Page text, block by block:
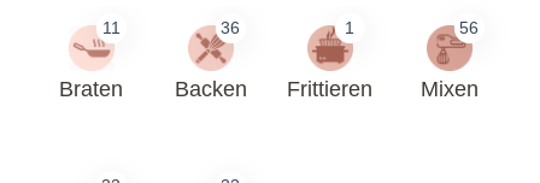
11
Braten
36
Backen
1
Frittieren
56
Mixen